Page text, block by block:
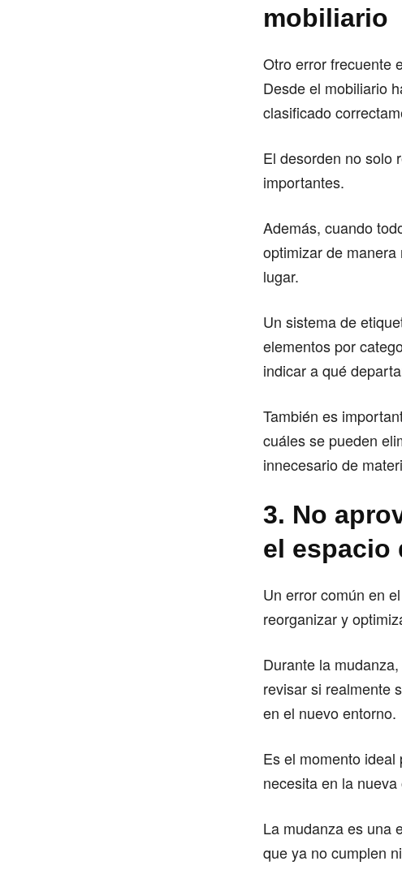
mobiliario
Otro error frecuente
Desde el mobiliario
clasificado
El desorden no solo
importantes.
Además, cuando
optimizar de
lugar.
Un sistema de
elementos por
indicar a qué
También es
cuáles se pueden
innecesario de
3. No
el espacio
Un error común en
reorganizar y
Durante la
revisar si realmente
en el nuevo entorno.
Es el momento
necesita en la nueva
La mudanza es una
que ya no cumplen